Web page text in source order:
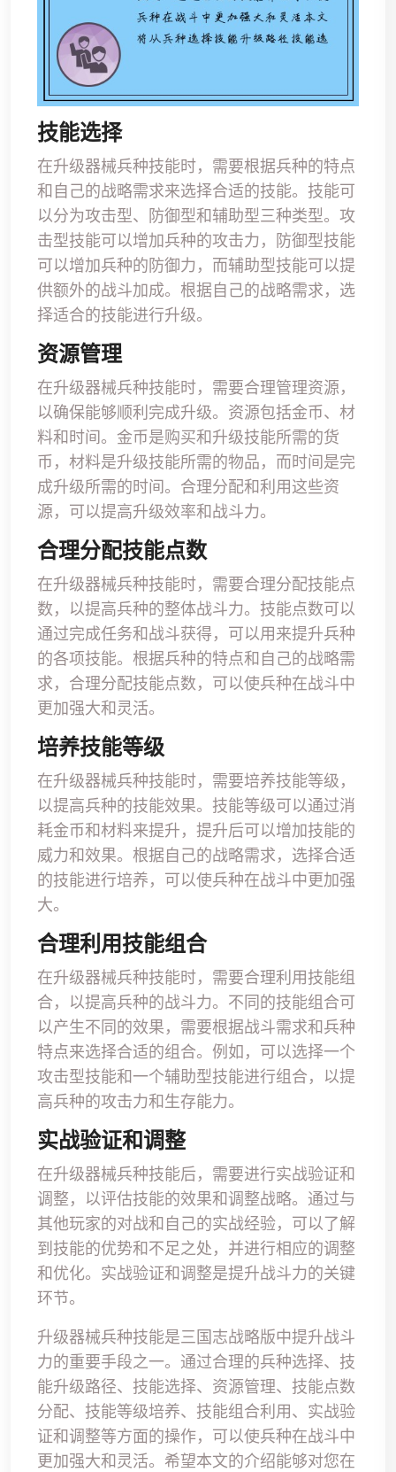
技能选择
在升级器械兵种技能时，需要根据兵种的特点
和自己的战略需求来选择合适的技能。技能可
以分为攻击型、防御型和辅助型三种类型。攻
击型技能可以增加兵种的攻击力，防御型技能
可以增加兵种的防御力，而辅助型技能可以提
供额外的战斗加成。根据自己的战略需求，选
择适合的技能进行升级。
资源管理
在升级器械兵种技能时，需要合理管理资源，
以确保能够顺利完成升级。资源包括金币、材
料和时间。金币是购买和升级技能所需的货
币，材料是升级技能所需的物品，而时间是完
成升级所需的时间。合理分配和利用这些资
源，可以提高升级效率和战斗力。
合理分配技能点数
在升级器械兵种技能时，需要合理分配技能点
数，以提高兵种的整体战斗力。技能点数可以
通过完成任务和战斗获得，可以用来提升兵种
的各项技能。根据兵种的特点和自己的战略需
求，合理分配技能点数，可以使兵种在战斗中
更加强大和灵活。
培养技能等级
在升级器械兵种技能时，需要培养技能等级，
以提高兵种的技能效果。技能等级可以通过消
耗金币和材料来提升，提升后可以增加技能的
威力和效果。根据自己的战略需求，选择合适
的技能进行培养，可以使兵种在战斗中更加强
大。
合理利用技能组合
在升级器械兵种技能时，需要合理利用技能组
合，以提高兵种的战斗力。不同的技能组合可
以产生不同的效果，需要根据战斗需求和兵种
特点来选择合适的组合。例如，可以选择一个
攻击型技能和一个辅助型技能进行组合，以提
高兵种的攻击力和生存能力。
实战验证和调整
在升级器械兵种技能后，需要进行实战验证和
调整，以评估技能的效果和调整战略。通过与
其他玩家的对战和自己的实战经验，可以了解
到技能的优势和不足之处，并进行相应的调整
和优化。实战验证和调整是提升战斗力的关键
环节。
升级器械兵种技能是三国志战略版中提升战斗
力的重要手段之一。通过合理的兵种选择、技
能升级路径、技能选择、资源管理、技能点数
分配、技能等级培养、技能组合利用、实战验
证和调整等方面的操作，可以使兵种在战斗中
更加强大和灵活。希望本文的介绍能够对您在